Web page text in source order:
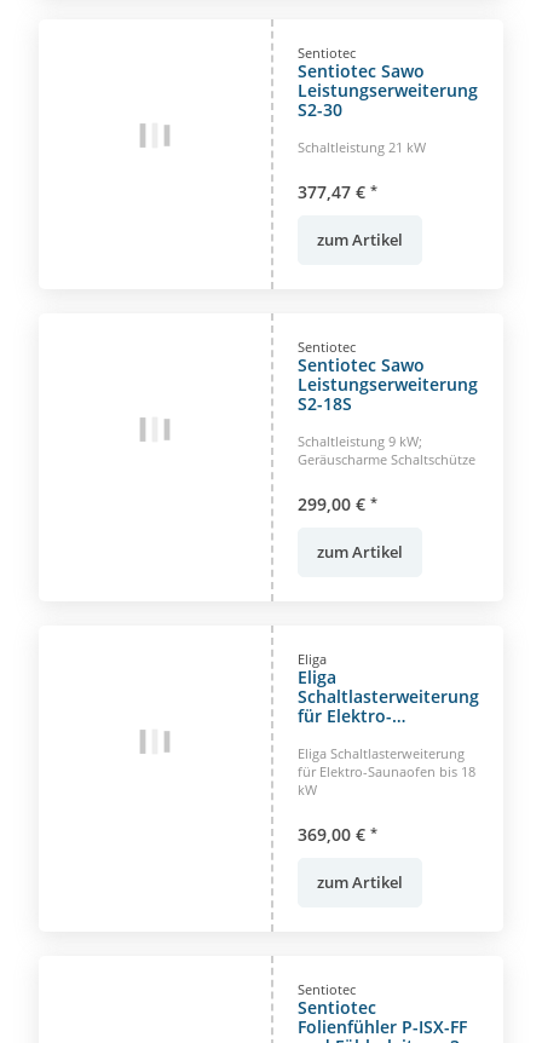
Sentiotec
Sentiotec Sawo
Leistungserweiterung
S2-30
Schaltleistung 21 kW
377,47 € *
zum Artikel
Sentiotec
Sentiotec Sawo
Leistungserweiterung
S2-18S
Schaltleistung 9 kW;
Geräuscharme Schaltschütze
299,00 € *
zum Artikel
Eliga
Eliga
Schaltlasterweiterung
für Elektro-
Eliga Schaltlasterweiterung
für Elektro-Saunaofen bis 18
kW
369,00 € *
zum Artikel
Sentiotec
Sentiotec
Folienfühler P-ISX-FF